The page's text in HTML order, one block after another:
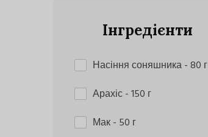
Інгредієнти
Насіння соняшника- 80 г
Арахіс- 150 г
Мак- 50 г